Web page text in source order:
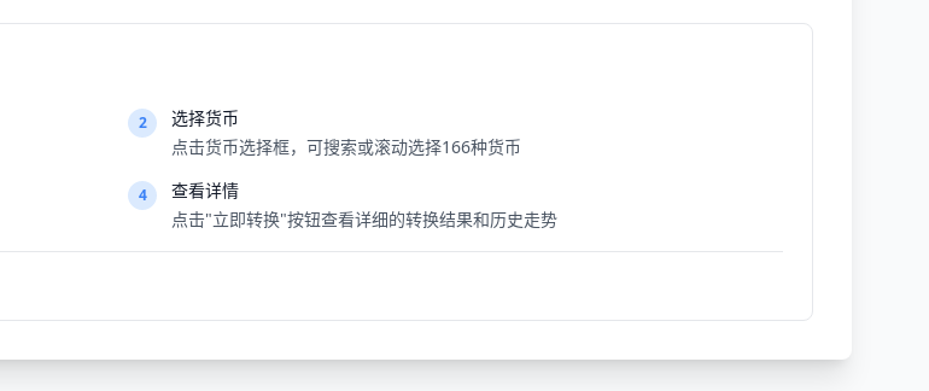
2
选择货币
点击货币选择框，可搜索或滚动选择166种货币
4
查看详情
点击"立即转换"按钮查看详细的转换结果和历史走势